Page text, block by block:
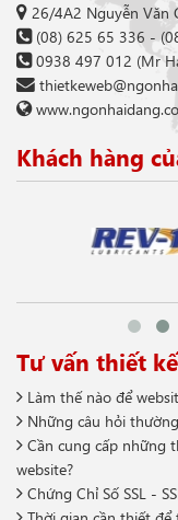
26/4A2 Nguyễn Văn
(08) 625 65 336 -
0938 497 012 (Mr
Khách hàng
Tư vấn thiết
Làm thế nào để
Những câu hỏi
Cần cung cấp những
website?
Chứng Chỉ Số SSL -